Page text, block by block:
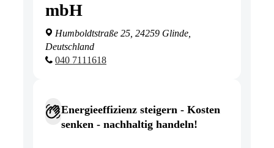
mbH
Humboldtstraße 25, 24259 Glinde,
Deutschland
040 7111618
Energieeffizienz steigern - Kosten
senken - nachhaltig handeln!